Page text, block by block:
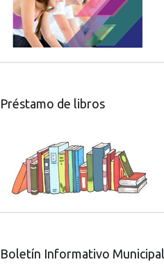
Préstamo de libros
Boletín Informativo Municipal